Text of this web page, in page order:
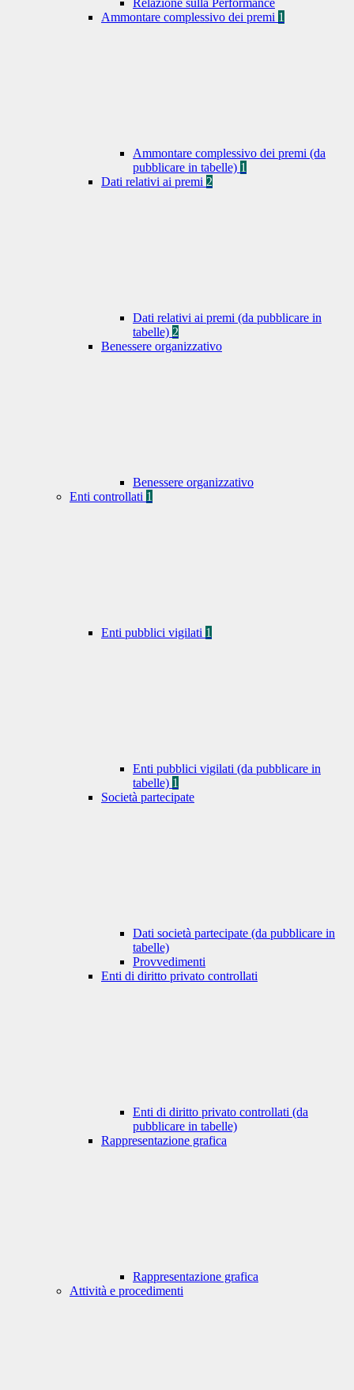
Relazione sulla Performance
Ammontare complessivo dei premi 1
Ammontare complessivo dei premi (da
pubblicare in tabelle) 1
Dati relativi ai premi 2
Dati relativi ai premi (da pubblicare in
tabelle) 2
Benessere organizzativo
Benessere organizzativo
Enti controllati 1
Enti pubblici vigilati 1
Enti pubblici vigilati (da pubblicare in
tabelle) 1
Società partecipate
Dati società partecipate (da pubblicare in
tabelle)
Provvedimenti
Enti di diritto privato controllati
Enti di diritto privato controllati (da
pubblicare in tabelle)
Rappresentazione grafica
Rappresentazione grafica
Attività e procedimenti